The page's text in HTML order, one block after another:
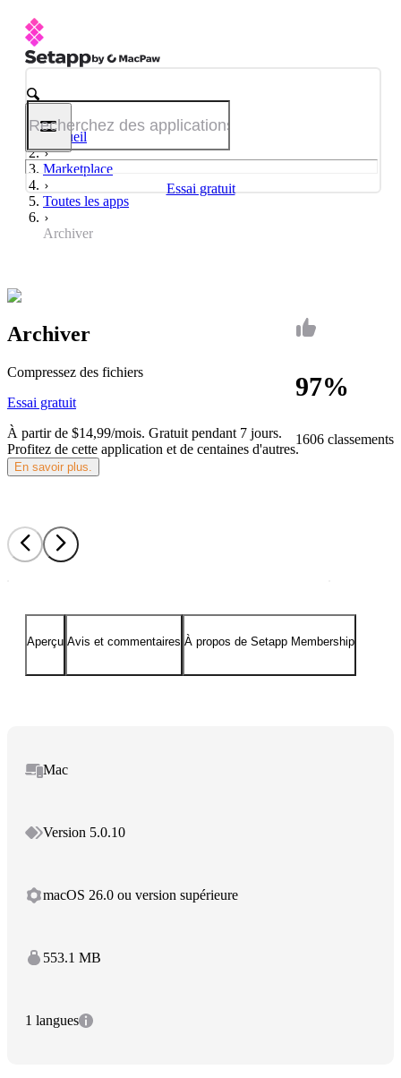
Essai gratuit
Accueil
Marketplace
Toutes les apps
Archiver
97%
1606 classements
Archiver
Compressez des fichiers
Essai gratuit
À partir de $14,99/mois. Gratuit pendant 7 jours.
Profitez de cette application et de centaines d'autres.
En savoir plus.
Aperçu Avis et commentaires À propos de Setapp Membership
Mac
Version 5.0.10
macOS 26.0 ou version supérieure
553.1 MB
1 langues